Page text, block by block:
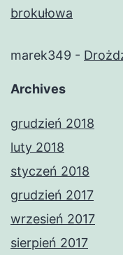
brokułowa
marek349 -
Archives
grudzień 2018
luty 2018
styczeń 2018
grudzień 2017
wrzesień 2017
sierpień 2017